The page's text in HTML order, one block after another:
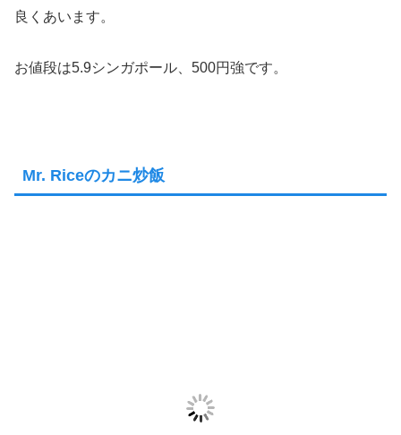
良くあいます。
お値段は5.9シンガポール、500円強です。
Mr. Riceのカニ炒飯